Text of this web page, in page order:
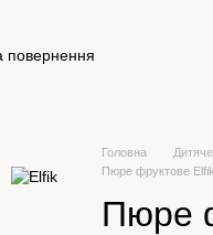
повернення
Головна
Пюре фруктове
Пюре